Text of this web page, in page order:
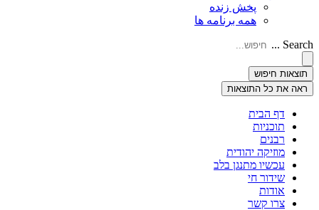
پخش زنده
همه برنامه ها
Search ...
תוצאות חיפוש
ראה את כל התוצאות
דף הבית
תוכניות
רבנים
מוזיקה יהודית
עכשיו מתנגן בלב
שידור חי
אודות
צרו קשר